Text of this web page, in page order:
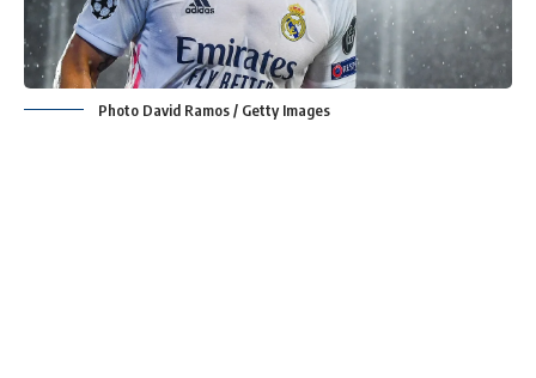
Photo David Ramos / Getty Images